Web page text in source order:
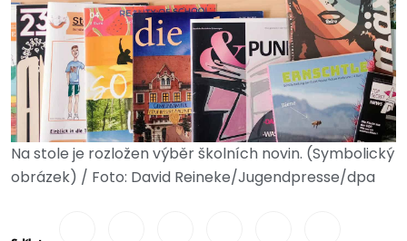
Na stole je rozložen výběr školních novin. (Symbolický
obrázek) / Foto: David Reineke/Jugendpresse/dpa